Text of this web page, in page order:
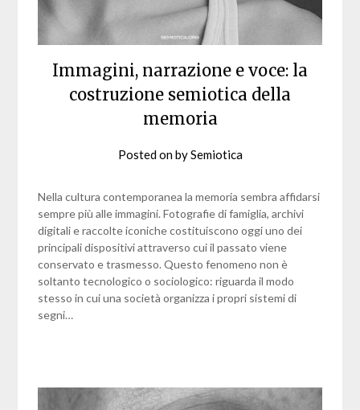
Immagini, narrazione e voce: la
costruzione semiotica della
memoria
Posted onbySemiotica
Nella cultura contemporanea la memoria sembra affidarsi
sempre più alle immagini. Fotografie di famiglia, archivi
digitali e raccolte iconiche costituiscono oggi uno dei
principali dispositivi attraverso cui il passato viene
conservato e trasmesso. Questo fenomeno non è
soltanto tecnologico o sociologico: riguarda il modo
stesso in cui una società organizza i propri sistemi di
segni…